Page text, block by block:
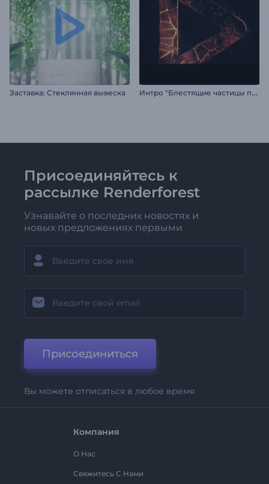
Заставка: Стеклянная вывеска И
нтро "Блестящие частицы пламени"
Присоединяйтесь к
рассылке Renderforest
Узнавайте о последних новостях и
новых предложениях первыми
Присоединиться
Вы можете отписаться в любое время
Компания
О Нас
Свяжитесь С Нами